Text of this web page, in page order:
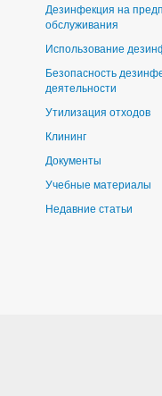
Дезинфекция на
обслуживания
Использование
Безопасность
деятельности
Утилизация отходов
Клининг
Документы
Учебные материалы
Недавние статьи